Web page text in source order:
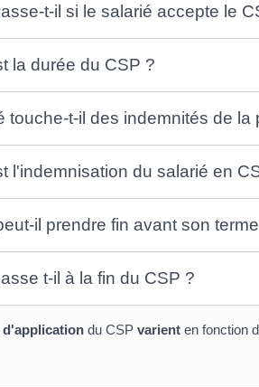
t-il si le salarié accepte le
la durée du CSP ?
touche-t-il des indemnités de
l'indemnisation du salarié en
il prendre fin avant son
t-il à la fin du CSP ?
du CSP varienten fonction